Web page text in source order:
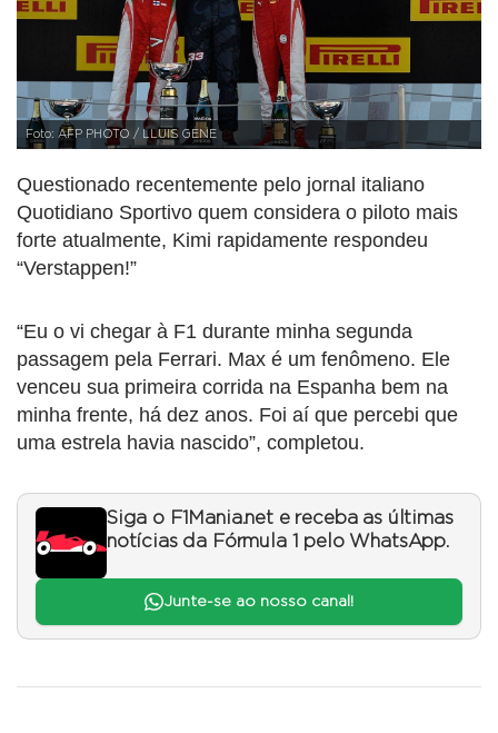
Foto: AFP PHOTO / LLUIS GENE
Questionado recentemente pelo jornal italiano
Quotidiano Sportivo quem considera o piloto mais
forte atualmente, Kimi rapidamente respondeu
“Verstappen!”
“Eu o vi chegar à F1 durante minha segunda
passagem pela Ferrari. Max é um fenômeno. Ele
venceu sua primeira corrida na Espanha bem na
minha frente, há dez anos. Foi aí que percebi que
uma estrela havia nascido”, completou.
Siga o F1Mania.net e receba as últimas
notícias da Fórmula 1 pelo WhatsApp.
Junte-se ao nosso canal!